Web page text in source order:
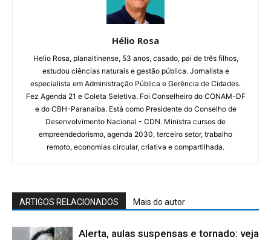
Hélio Rosa
Helio Rosa, planaltinense, 53 anos, casado, pai de três filhos,
estudou ciências naturais e gestão pública. Jornalista e
especialista em Administração Pública e Gerência de Cidades.
Fez Agenda 21 e Coleta Seletiva. Foi Conselheiro do CONAM-DF
e do CBH-Paranaiba. Está como Presidente do Conselho de
Desenvolvimento Nacional - CDN. Ministra cursos de
empreendedorismo, agenda 2030, terceiro setor, trabalho
remoto, economias circular, criativa e compartilhada.
ARTIGOS RELACIONADOS Mais do autor
Alerta, aulas suspensas e tornado: veja